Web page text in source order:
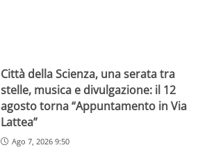
Città della Scienza, una serata tra
stelle, musica e divulgazione: il 12
agosto torna “Appuntamento in Via
Lattea”
Ago 7, 2026 9:50